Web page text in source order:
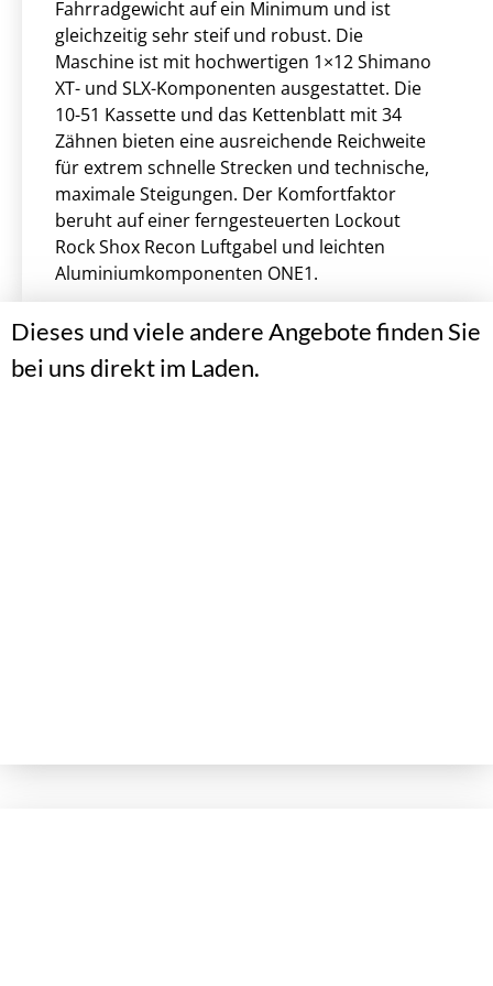
Fahrradgewicht auf ein Minimum und ist
gleichzeitig sehr steif und robust. Die
Maschine ist mit hochwertigen 1×12 Shimano
XT- und SLX-Komponenten ausgestattet. Die
10-51 Kassette und das Kettenblatt mit 34
Zähnen bieten eine ausreichende Reichweite
für extrem schnelle Strecken und technische,
maximale Steigungen. Der Komfortfaktor
beruht auf einer ferngesteuerten Lockout
Rock Shox Recon Luftgabel und leichten
Aluminiumkomponenten ONE1.
Dieses und viele andere Angebote finden Sie
bei uns direkt im Laden.